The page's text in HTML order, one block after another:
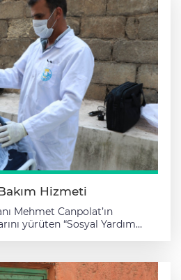
Hizmeti
Mehmet Canpolat’ın
yürüten “Sosyal Yardım
ihtiyaç sahibi vatandaşlara
Ekmek Fırını, Sosyal ve Giyim